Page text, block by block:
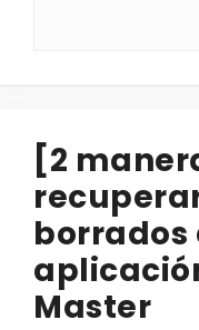
[2
borrados
Master